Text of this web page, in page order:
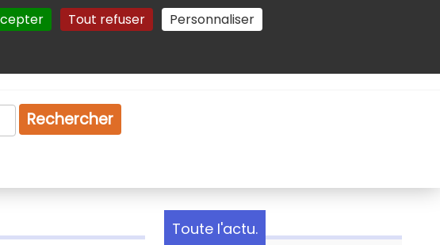
Tout refuser Personnaliser
Plan du site Gestion des cookies
Rechercher
Toute l'actu.